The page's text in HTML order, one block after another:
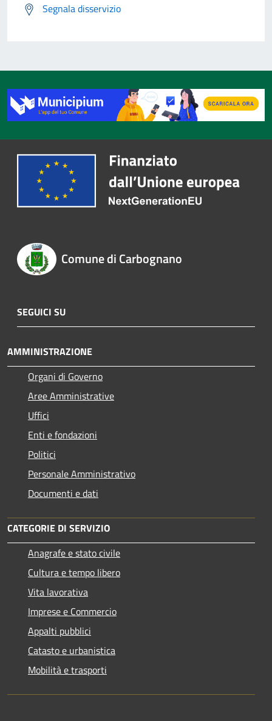
Segnala disservizio
Comune di Carbognano
SEGUICI SU
AMMINISTRAZIONE
Organi di Governo
Aree Amministrative
Uffici
Enti e fondazioni
Politici
Personale Amministrativo
Documenti e dati
CATEGORIE DI SERVIZIO
Anagrafe e stato civile
Cultura e tempo libero
Vita lavorativa
Imprese e Commercio
Appalti pubblici
Catasto e urbanistica
Mobilità e trasporti